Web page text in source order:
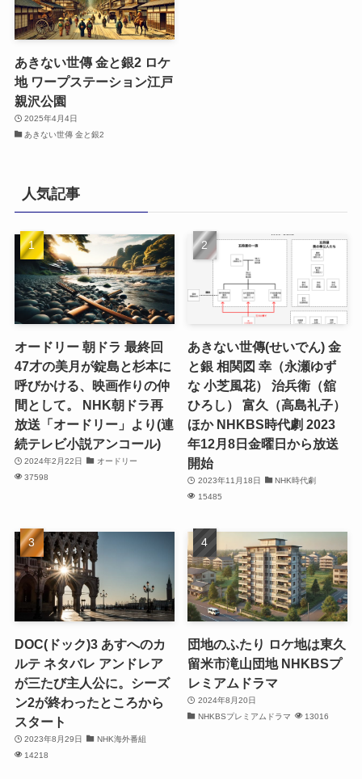
あきない世傳 金と銀2 ロケ
地 ワープステーション江戸
親沢公園
2025年4月4日
あきない世傳 金と銀2
人気記事
オードリー 朝ドラ 最終回
47才の美月が錠島と杉本に
呼びかける、映画作りの仲
間として。 NHK朝ドラ再
放送「オードリー」より(連
続テレビ小説アンコール)
2024年2月22日
オードリー
37598
あきない世傳(せいでん) 金
と銀 相関図 幸（永瀬ゆず
な 小芝風花） 治兵衛（舘
ひろし） 富久（高島礼子）
ほか NHKBS時代劇 2023
年12月8日金曜日から放送
開始
2023年11月18日
NHK時代劇
15485
DOC(ドック)3 あすへのカ
ルテ ネタバレ アンドレア
が三たび主人公に。シーズ
ン2が終わったところから
スタート
2023年8月29日
NHK海外番組
14218
団地のふたり ロケ地は東久
留米市滝山団地 NHKBSプ
レミアムドラマ
2024年8月20日
NHKBSプレミアムドラマ
13016